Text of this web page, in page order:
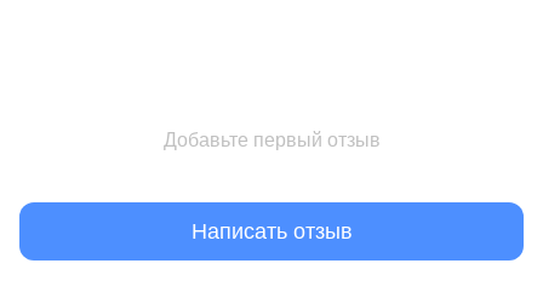
Добавьте первый отзыв
Написать отзыв